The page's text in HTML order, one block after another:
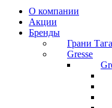
О компании
Акции
Бренды
Грани
Gresse